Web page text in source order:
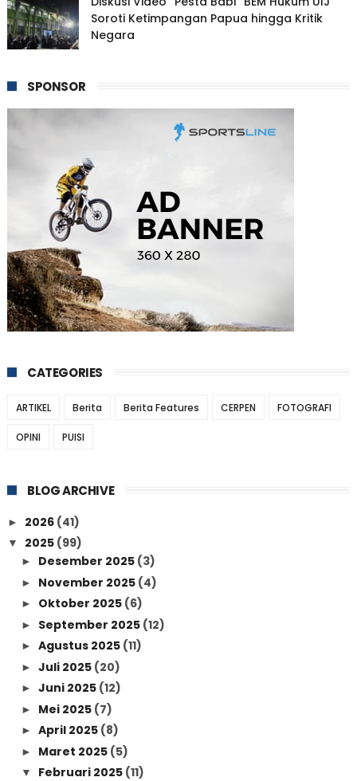
Soroti Ketimpangan Papua hingga Kritik
Negara
SPONSOR
CATEGORIES
ARTIKEL Berita Berita Features CERPEN FOTOGRAFI
OPINI PUISI
BLOG ARCHIVE
► 2026 (41)
▼ 2025 (99)
► Desember 2025 (3)
► November 2025 (4)
► Oktober 2025 (6)
► September 2025 (12)
► Agustus 2025 (11)
► Juli 2025 (20)
► Juni 2025 (12)
► Mei 2025 (7)
► April 2025 (8)
► Maret 2025 (5)
▼ Februari 2025 (11)